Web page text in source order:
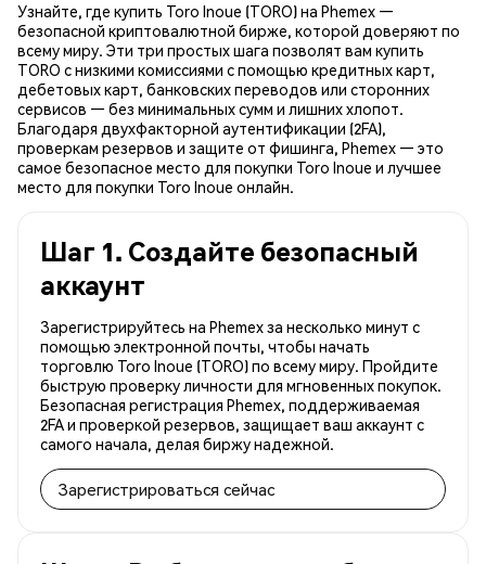
Узнайте, где купить Toro Inoue (TORO) на Phemex —
безопасной криптовалютной бирже, которой доверяют по
всему миру. Эти три простых шага позволят вам купить
TORO с низкими комиссиями с помощью кредитных карт,
дебетовых карт, банковских переводов или сторонних
сервисов — без минимальных сумм и лишних хлопот.
Благодаря двухфакторной аутентификации (2FA),
проверкам резервов и защите от фишинга, Phemex — это
самое безопасное место для покупки Toro Inoue и лучшее
место для покупки Toro Inoue онлайн.
Шаг 1. Создайте безопасный
аккаунт
Зарегистрируйтесь на Phemex за несколько минут с
помощью электронной почты, чтобы начать
торговлю Toro Inoue (TORO) по всему миру. Пройдите
быструю проверку личности для мгновенных покупок.
Безопасная регистрация Phemex, поддерживаемая
2FA и проверкой резервов, защищает ваш аккаунт с
самого начала, делая биржу надежной.
Зарегистрироваться сейчас